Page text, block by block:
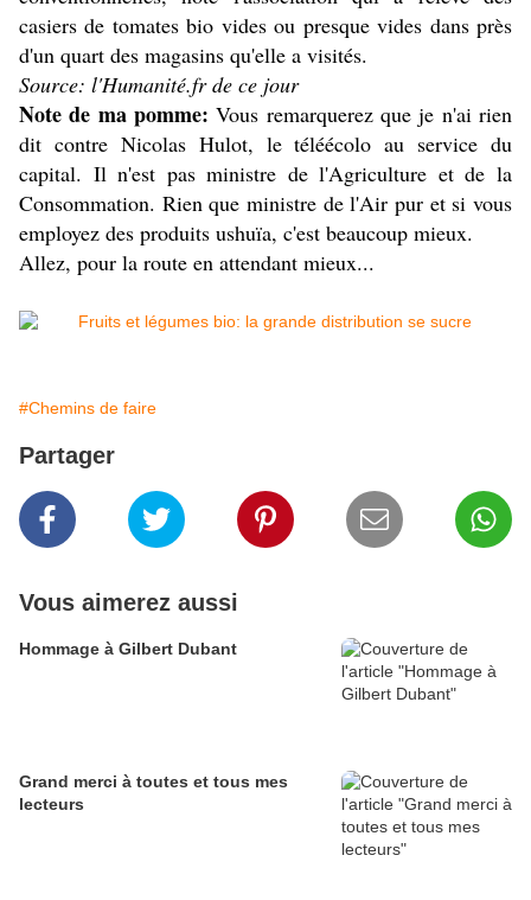
casiers de tomates bio vides ou presque vides dans près
d'un quart des magasins qu'elle a visités.
Source: l'Humanité.fr de ce jour
Note de ma pomme: Vous remarquerez que je n'ai rien
dit contre Nicolas Hulot, le téléécolo au service du
capital. Il n'est pas ministre de l'Agriculture et de la
Consommation. Rien que ministre de l'Air pur et si vous
employez des produits ushuïa, c'est beaucoup mieux.
Allez, pour la route en attendant mieux...
#Chemins de faire
Partager
Vous aimerez aussi
Hommage à Gilbert Dubant
Grand merci à toutes et tous mes
lecteurs